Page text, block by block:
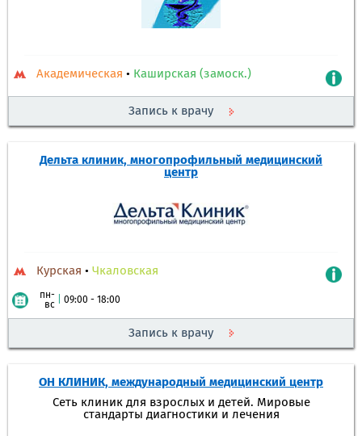
Академическая • Каширская (замоск.)
Запись к врачу
Дельта клиник, многопрофильный медицинский
центр
Курская • Чкаловская
пн-
вс
09:00 - 18:00
Запись к врачу
ОН КЛИНИК, международный медицинский центр
Сеть клиник для взрослых и детей. Мировые
стандарты диагностики и лечения